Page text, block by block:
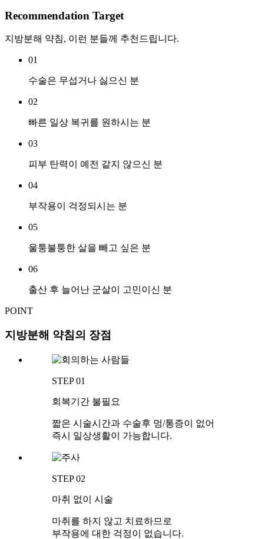
Recommendation Target
지방분해 약침, 이런 분들께 추천드립니다.
01
수술은 무섭거나 싫으신 분
02
빠른 일상 복귀를 원하시는 분
03
피부 탄력이 예전 같지 않으신 분
04
부작용이 걱정되시는 분
05
울퉁불퉁한 살을 빼고 싶은 분
06
출산 후 늘어난 군살이 고민이신 분
POINT
지방분해 약침의 장점
STEP 01
회복기간 불필요
짧은 시술시간과 수술후 멍/통증이 없어
즉시 일상생활이 가능합니다.
STEP 02
마취 없이 시술
마취를 하지 않고 치료하므로
부작용에 대한 걱정이 없습니다.